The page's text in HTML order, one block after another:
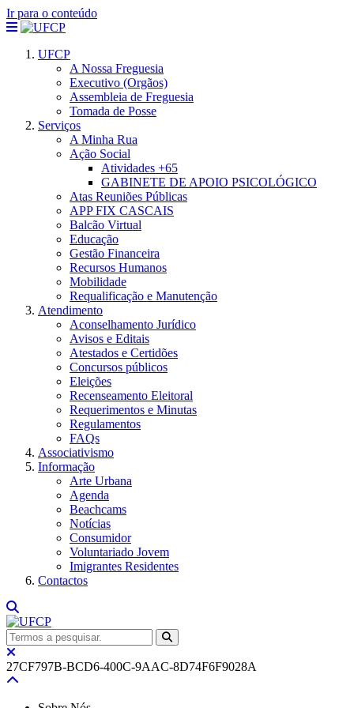
Ir para o conteúdo
UFCP
A Nossa Freguesia
Executivo (Orgãos)
Assembleia de Freguesia
Tomada de Posse
Serviços
A Minha Rua
Ação Social
Atividades +65
GABINETE DE APOIO PSICOLÓGICO
Atas Reuniões Públicas
APP FIX CASCAIS
Balcão Virtual
Educação
Gestão Financeira
Recursos Humanos
Mobilidade
Requalificação e Manutenção
Atendimento
Aconselhamento Jurídico
Avisos e Editais
Atestados e Certidões
Concursos públicos
Eleições
Recenseamento Eleitoral
Requerimentos e Minutas
Regulamentos
FAQs
Associativismo
Informação
Arte Urbana
Agenda
Beachcams
Notícias
Consumidor
Voluntariado Jovem
Imigrantes Residentes
Contactos
27CF797B-BCD6-400C-9AAC-8D74F6F9028A